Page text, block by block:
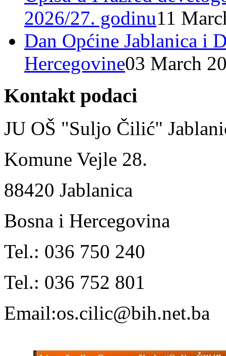
2026/27. godinu11
Dan Općine Jablanica i
Hercegovine03 March
Kontakt podaci
JU OŠ "Suljo Čilić"
Komune Vejle 28.
88420 Jablanica
Bosna i Hercegovina
Tel.: 036 750 240
Tel.: 036 752 801
Email:os.cilic@bih.net.ba